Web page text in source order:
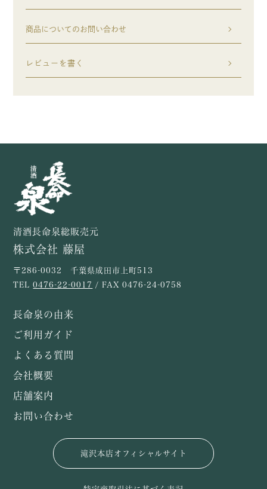
商品についてのお問い合わせ
レビューを書く
清酒長命泉総販売元
株式会社 藤屋
〒286-0032 千葉県成田市上町513
TEL0476-22-0017 / FAX 0476-24-0758
長命泉の由来
ご利用ガイド
よくある質問
会社概要
店舗案内
お問い合わせ
滝沢本店オフィシャルサイト